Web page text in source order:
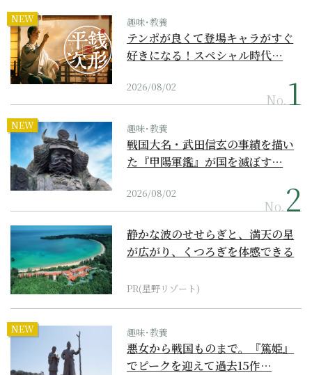
NEW 趣味･教養
テンポが良くて登場キャラがすぐ
好きになる！スペシャル時代…
2026/08/02
No.
NEW 趣味･教養
戦国大名・武田信玄の事績を描い
た『甲陽軍鑑』が国を滅ぼす…
2026/08/02
No.
静かな波のせせらぎと、満天の星
が広がり、くつろぎを体感できる
PR(星野リゾート)
NEW 趣味･教養
悪女から戦国ものまで。『篤姫』
でピークを迎えて過去15作…